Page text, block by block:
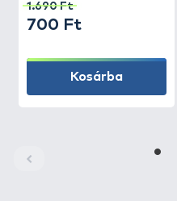
1.690 Ft
700 Ft
Kosárba